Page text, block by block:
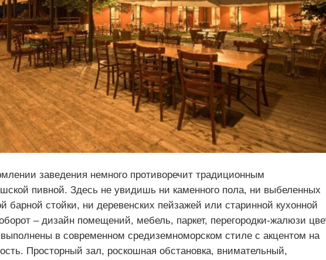
заведения немного противоречит традиционным
пивной. Здесь не увидишь ни каменного пола, ни выбеленных
барной стойки, ни деревенских пейзажей или старинной кухонной
– дизайн помещений, мебель, паркет, перегородки-жалюзи
в современном средиземноморском стиле с акцентом на
Просторный зал, роскошная обстановка, внимательный,